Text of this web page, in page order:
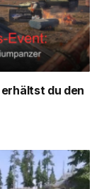
du den